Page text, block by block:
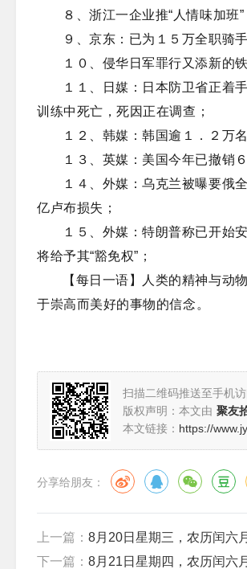
８、浙江一企业推“人情味加班
９、京东：已为１５万全职骑
１０、侵华日军罪行又添新的
１１、日媒：日本防卫省正着
训练中死亡，死因正在调查；
１２、韩媒：韩国逾１．２万
１３、英媒：美国今年已撤销
１４、外媒：乌克兰被曝要俄
亿卢布损失；
１５、外媒：特朗普称已开始
将给予其“豁免权”；
【每日一语】人类的精神与动
于崇高而美好的事物的信念。
扫描二维码推送至手机访
版权声明：本文由 聚友
本文链接： https://
分享给朋友：
上一篇： 8月20日星期三，农历闰六
下一篇： 8月21日星期四，农历闰六